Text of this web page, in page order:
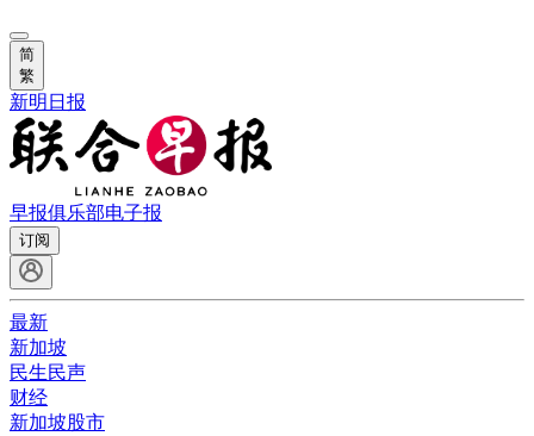
简
繁
新明日报
早报俱乐部电子报
订阅
最新
新加坡
民生民声
财经
新加坡股市